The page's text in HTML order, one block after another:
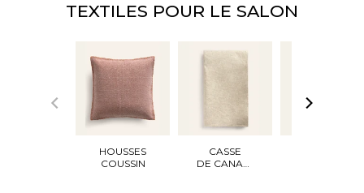
TEXTILES POUR LE SALON
HOUSSES
COUSSIN
CASSE
DE CANAPÉ